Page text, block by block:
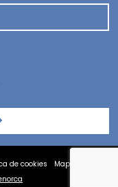
de cookies
Mapa web